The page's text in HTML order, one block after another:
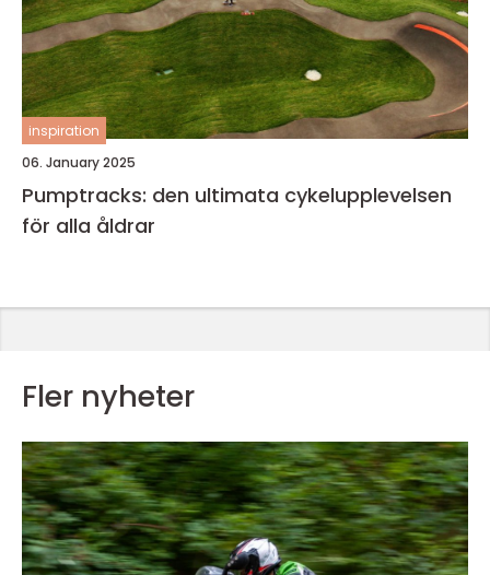
inspiration
06. January 2025
Pumptracks: den ultimata cykelupplevelsen
för alla åldrar
Fler nyheter